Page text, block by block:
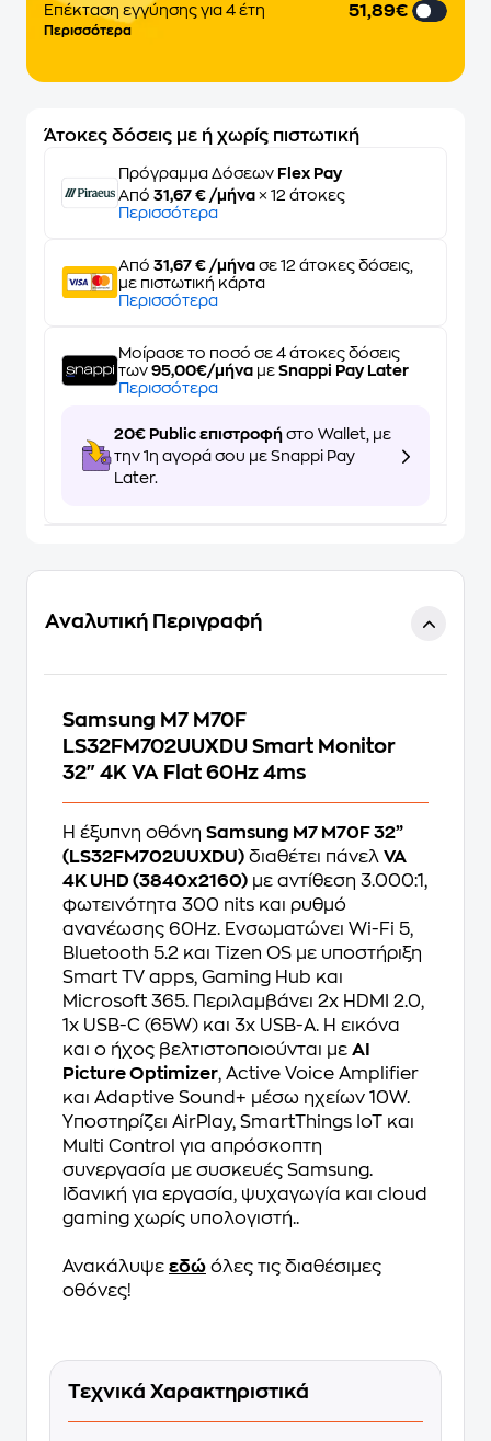
Επέκταση εγγύησης για 4 έτη
Περισσότερα
51,89€
Άτοκες δόσεις με ή χωρίς πιστωτική
Πρόγραμμα Δόσεων Flex Pay
Από 31,67 € /μήνα × 12 άτοκες
Περισσότερα
Από 31,67 € /μήνα σε 12 άτοκες δόσεις,
με πιστωτική κάρτα
Περισσότερα
Μοίρασε το ποσό σε 4 άτοκες δόσεις
των 95,00€/μήνα με Snappi Pay Later
Περισσότερα
20€ Public επιστροφή στο Wallet, με
την 1η αγορά σου με Snappi Pay
Later.
Αναλυτική Περιγραφή
Samsung M7 M70F
LS32FM702UUXDU Smart Monitor
32" 4K VA Flat 60Hz 4ms
Η έξυπνη οθόνη Samsung M7 M70F 32”
(LS32FM702UUXDU) διαθέτει πάνελ VA
4K UHD (3840x2160) με αντίθεση 3.000:1,
φωτεινότητα 300 nits και ρυθμό
ανανέωσης 60Hz. Ενσωματώνει Wi-Fi 5,
Bluetooth 5.2 και Tizen OS με υποστήριξη
Smart TV apps, Gaming Hub και
Microsoft 365. Περιλαμβάνει 2x HDMI 2.0,
1x USB-C (65W) και 3x USB-A. Η εικόνα
και ο ήχος βελτιστοποιούνται με AI
Picture Optimizer, Active Voice Amplifier
και Adaptive Sound+ μέσω ηχείων 10W.
Υποστηρίζει AirPlay, SmartThings IoT και
Multi Control για απρόσκοπτη
συνεργασία με συσκευές Samsung.
Ιδανική για εργασία, ψυχαγωγία και cloud
gaming χωρίς υπολογιστή..
Ανακάλυψε εδώ όλες τις διαθέσιμες
οθόνες!
Τεχνικά Χαρακτηριστικά